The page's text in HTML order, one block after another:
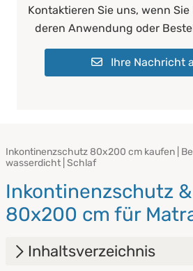
Kontaktieren Sie uns, wenn
deren Anwendung oder
Ihre Nachricht
Inkontinenzschutz 80x200 cm kaufen |
wasserdicht | Schlaf
Inkontinenzschutz
80x200 cm für
Inhaltsverzeichnis